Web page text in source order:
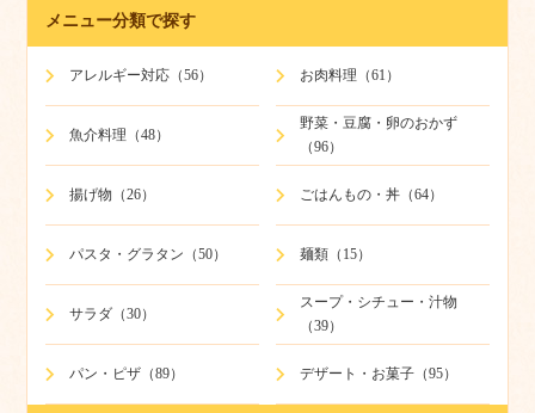
メニュー分類で探す
アレルギー対応（56） お肉料理（61）
魚介料理（48）
野菜・豆腐・卵のおかず
（96）
揚げ物（26） ごはんもの・丼（64）
パスタ・グラタン（50） 麺類（15）
サラダ（30）
スープ・シチュー・汁物
（39）
パン・ピザ（89） デザート・お菓子（95）